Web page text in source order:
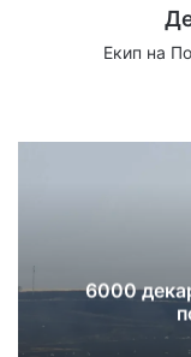
Екип на
6000